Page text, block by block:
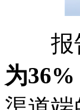
报告
为